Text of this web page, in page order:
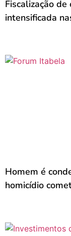
Fiscalização
intensificada
Homem é
homicídio